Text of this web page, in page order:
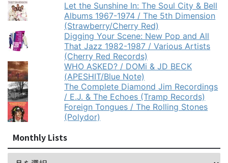
Let the Sunshine In: The Soul City & Bell
Albums 1967-1974 / The 5th Dimension
(Strawberry/Cherry Red)
Digging Your Scene: New Pop and All
That Jazz 1982-1987 / Various Artists
(Cherry Red Records)
WHO ASKED? / DOMi & JD BECK
(APESHIT/Blue Note)
The Complete Diamond Jim Recordings
/ E.J. & The Echoes (Tramp Records)
Foreign Tongues / The Rolling Stones
(Polydor)
Monthly Lists